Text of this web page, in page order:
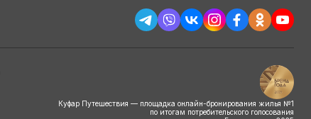
Куфар Путешествия — площадка онлайн-бронирования жилья №1
по итогам потребительского голосования